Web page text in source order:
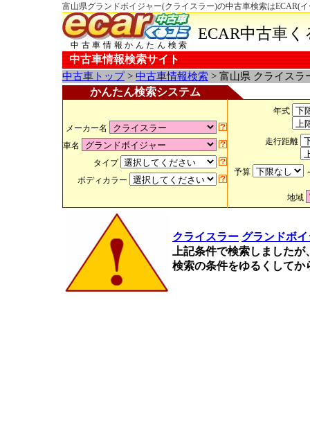
富山県グランドボイジャー(クライスラー)の中古車検索はECAR(
中古車情報かんたん検索
ECAR中古車
中古車情報検索サイト
中古車トップ> 中古車情報検索 > 富山県 クライスラ
かんたん検索システム
メーカー名
車名
タイプ
ボディカラー
年式
走行距離
予算
地域
クライスラー グランドボ
上記条件で検索しました
検索の条件をゆるくして